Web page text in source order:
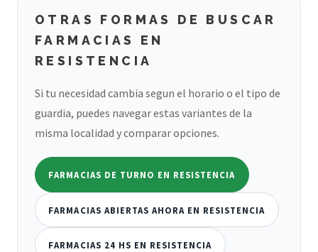
OTRAS FORMAS DE BUSCAR
FARMACIAS EN
RESISTENCIA
Si tu necesidad cambia segun el horario o el tipo de
guardia, puedes navegar estas variantes de la
misma localidad y comparar opciones.
FARMACIAS DE TURNO EN RESISTENCIA
FARMACIAS ABIERTAS AHORA EN RESISTENCIA
FARMACIAS 24 HS EN RESISTENCIA